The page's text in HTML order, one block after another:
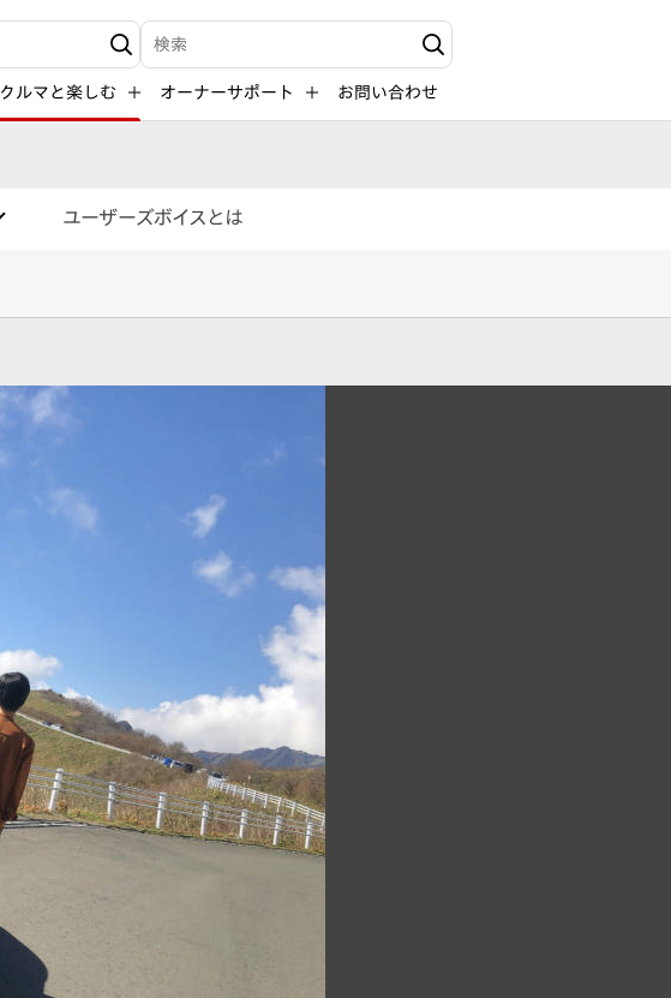
検索キーワード入力
クルマと楽しむ オーナーサポート お問い合わせ
ユーザーズボイスとは